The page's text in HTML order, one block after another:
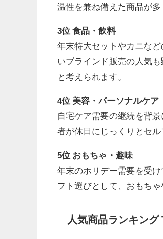
温性を兼ね備えた商品が多
3位 食品・飲料
年末特大セットやカニな
いブラインド販売の人気
と考えられます。
4位 美容・パーソナルケア
自宅ケア需要の継続を背
者が休日にじっくりとセ
5位 おもちゃ・趣味
年末のホリデー需要を受
フト選びとして、おもち
人気商品ランキング